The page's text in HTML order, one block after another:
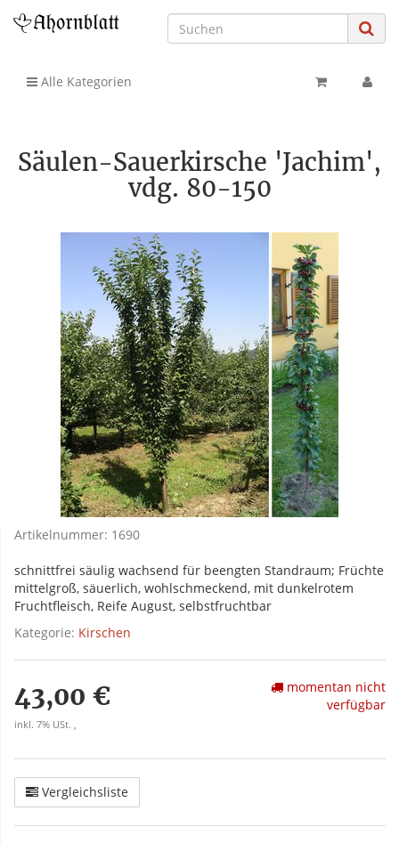
Alle Kategorien
Säulen-Sauerkirsche 'Jachim',
vdg. 80-150
Artikelnummer: 1690
schnittfrei säulig wachsend für beengten Standraum; Früchte
mittelgroß, säuerlich, wohlschmeckend, mit dunkelrotem
Fruchtfleisch, Reife August, selbstfruchtbar
Kategorie: Kirschen
43,00 €
inkl. 7% USt. ,
momentan nicht
verfügbar
Vergleichsliste